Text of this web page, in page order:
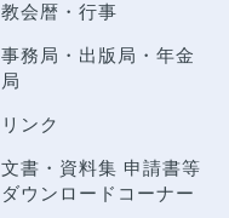
教会暦・行事
事務局・出版局・年金
局
リンク
文書・資料集 申請書等
ダウンロードコーナー